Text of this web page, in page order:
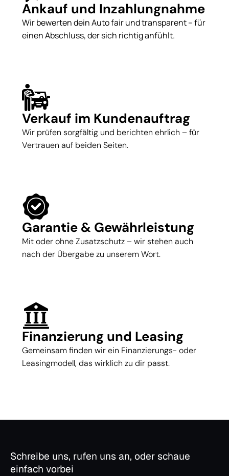
Ankauf und Inzahlungnahme
Wir bewerten dein Auto fair und transparent – für
einen Abschluss, der sich richtig anfühlt.
Verkauf im Kundenauftrag
Wir prüfen sorgfältig und berichten ehrlich – für
Vertrauen auf beiden Seiten.
Garantie & Gewährleistung
Mit oder ohne Zusatzschutz – wir stehen auch
nach der Übergabe zu unserem Wort.
Finanzierung und Leasing
Gemeinsam finden wir ein Finanzierungs- oder
Leasingmodell, das wirklich zu dir passt.
Schreibe uns, rufen uns an, oder schaue
einfach vorbei